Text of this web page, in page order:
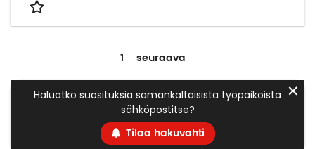
1 seuraava
Haluatko suosituksia samankaltaisista työpaikoista
sähköpostitse?
Tilaa hakuvahti
✕